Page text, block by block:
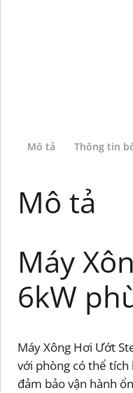
Mô tả Thông tin
Mô tả
Máy
6kW
Máy Xông Hơi Ướt
với phòng có thể tích
đảm bảo vận hành